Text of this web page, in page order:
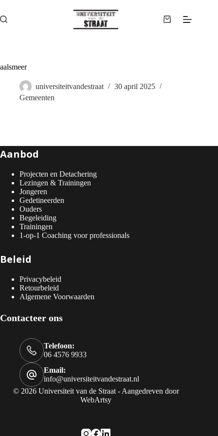
de
Winkelwagen
aalsmeer
universiteitvandestraat
30 april 2025
Gemeenten
Aanbod
Projecten en Detachering
Lezingen & Trainingen
Jongeren
Gedetineerden
Ouders
Begeleiding
Trainingen
1-op-1 Coaching voor professionals
Beleid
Privacybeleid
Retourbeleid
Algemene Voorwaarden
Contacteer ons
Telefoon:
06 4576 9933
Email:
info@universiteitvandestraat.nl
© 2026 Universiteit van de Straat - Aangedreven door
WebArtsy